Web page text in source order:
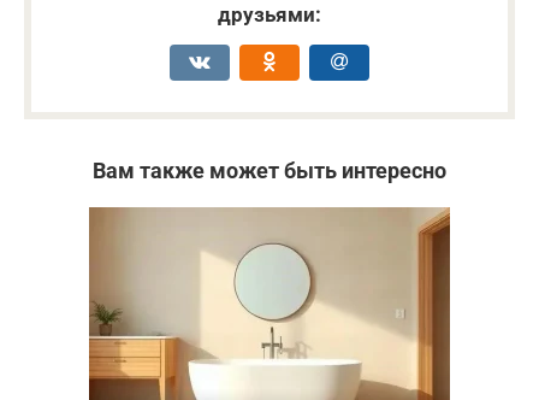
друзьями:
Вам также может быть интересно